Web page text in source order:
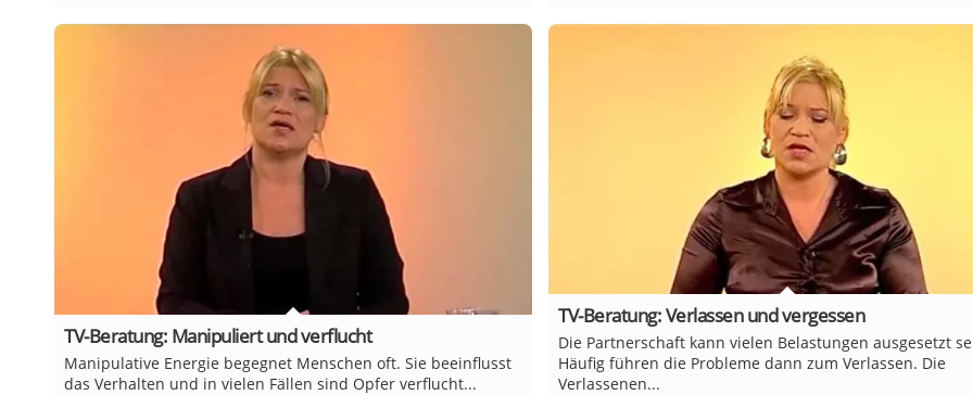
TV-Beratung: Manipuliert und verflucht
Manipulative Energie begegnet Menschen oft. Sie beeinflusst
das Verhalten und in vielen Fällen sind Opfer verflucht...
TV-Beratung: Verlassen und vergessen
Die Partnerschaft kann vielen Belastungen ausgesetzt
Häufig führen die Probleme dann zum Verlassen. Die
Verlassenen...